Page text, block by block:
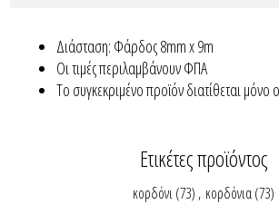
Διάσταση: Φάρδος 8mm x 9m
Οι τιμές περιλαμβάνουν ΦΠΑ
Το συγκεκριμένο προϊόν διατίθεται μόνο
Ετικέτες προϊόντος
κορδόνι(73) , κορδόνια(73)